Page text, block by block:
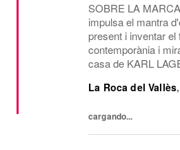
SOBRE LA
impulsa el mantra
present i inventar
contemporània i
casa de KARL
icònic fundador,
La Roca del Vallès
cargando...